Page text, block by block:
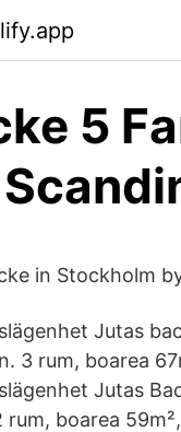
5
in Stockholm
Jutas
3 rum, boarea
Jutas
boarea